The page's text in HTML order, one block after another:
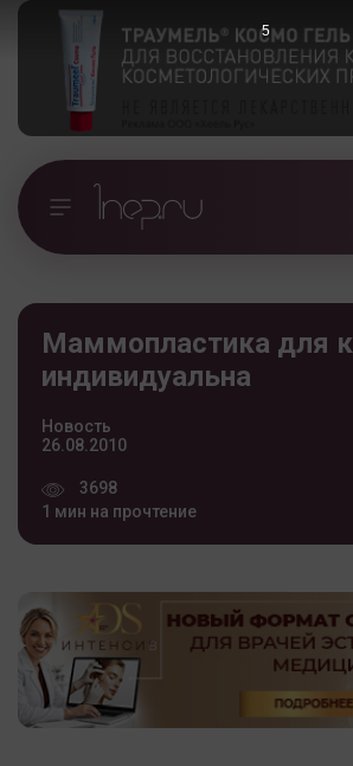
Маммопластика для
индивидуальна
Новость
26.08.2010
3698
1 мин на прочтение
5